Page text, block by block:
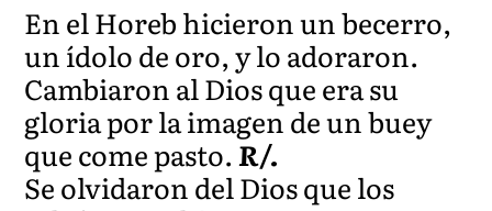
En el Horeb hicieron un becerro,
un ídolo de oro, y lo adoraron.
Cambiaron al Dios que era su
gloria por la imagen de un buey
que come pasto.R/.
Se olvidaron del Dios que los